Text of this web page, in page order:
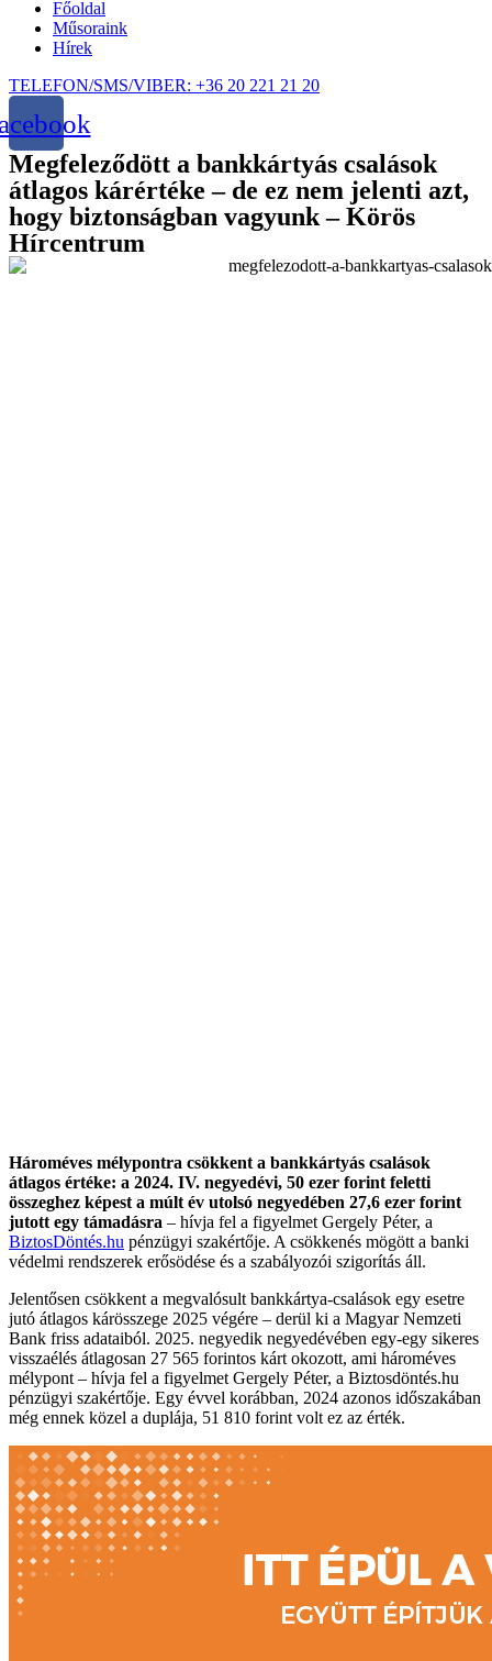
Főoldal
Műsoraink
Hírek
TELEFON/SMS/VIBER: +36 20 221 21 20
Megfeleződött a bankkártyás csalások
átlagos kárértéke – de ez nem jelenti azt,
hogy biztonságban vagyunk – Körös
Hírcentrum
Hároméves mélypontra csökkent a bankkártyás csalások
átlagos értéke: a 2024. IV. negyedévi, 50 ezer forint feletti
összeghez képest a múlt év utolsó negyedében 27,6 ezer forint
jutott egy támadásra – hívja fel a figyelmet Gergely Péter, a
BiztosDöntés.hu pénzügyi szakértője. A csökkenés mögött a banki
védelmi rendszerek erősödése és a szabályozói szigorítás áll.
Jelentősen csökkent a megvalósult bankkártya-csalások egy esetre
jutó átlagos kárösszege 2025 végére – derül ki a Magyar Nemzeti
Bank friss adataiból. 2025. negyedik negyedévében egy-egy sikeres
visszaélés átlagosan 27 565 forintos kárt okozott, ami hároméves
mélypont – hívja fel a figyelmet Gergely Péter, a Biztosdöntés.hu
pénzügyi szakértője. Egy évvel korábban, 2024 azonos időszakában
még ennek közel a duplája, 51 810 forint volt ez az érték.